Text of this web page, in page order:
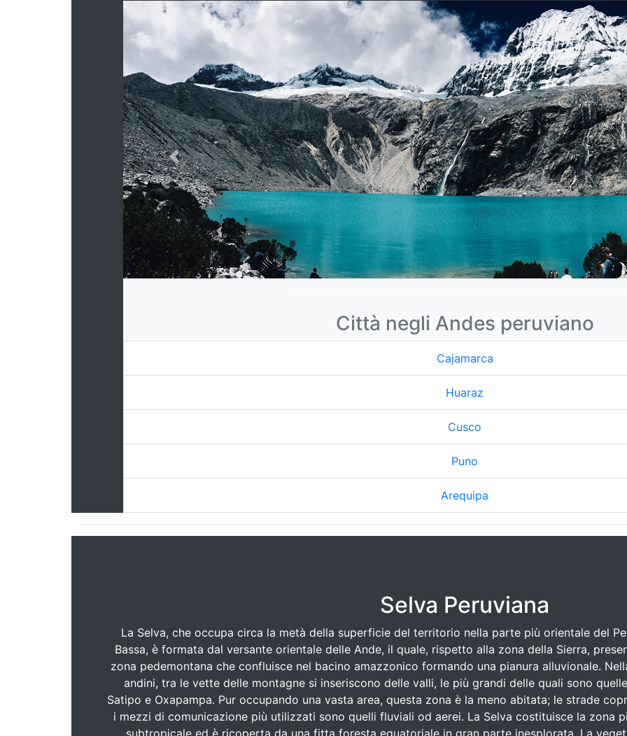
Previous
Città negli Andes peruviano
Cajamarca
Huaraz
Cusco
Puno
Arequipa
Selva Peruviana
La Selva, che occupa circa la metà della superficie del territorio nella parte più orientale del
Bassa, è formata dal versante orientale delle Ande, il quale, rispetto alla zona della Sierra,
zona pedemontana che confluisce nel bacino amazzonico formando una pianura alluvionale.
andini, tra le vette delle montagne si inseriscono delle valli, le più grandi delle quali sono
Satipo e Oxapampa. Pur occupando una vasta area, questa zona è la meno abitata; le strade
i mezzi di comunicazione più utilizzati sono quelli fluviali od aerei. La Selva costituisce la zona
subtropicale ed è ricoperta da una fitta foresta equatoriale in gran parte inesplorata. La